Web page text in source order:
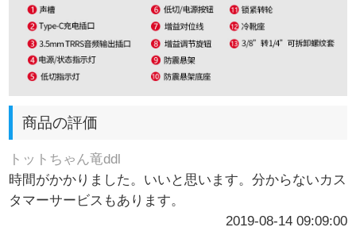
商品の評価
トットちゃん竜ddl
時間がかかりました。いいと思います。分からないカス
タマーサービスもあります。
2019-08-14 09:09:00